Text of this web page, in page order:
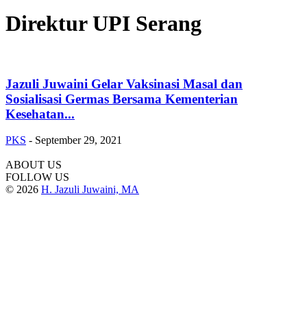
Direktur UPI Serang
Jazuli Juwaini Gelar Vaksinasi Masal dan
Sosialisasi Germas Bersama Kementerian
Kesehatan...
PKS - September 29, 2021
ABOUT US
FOLLOW US
© 2026 H. Jazuli Juwaini, MA